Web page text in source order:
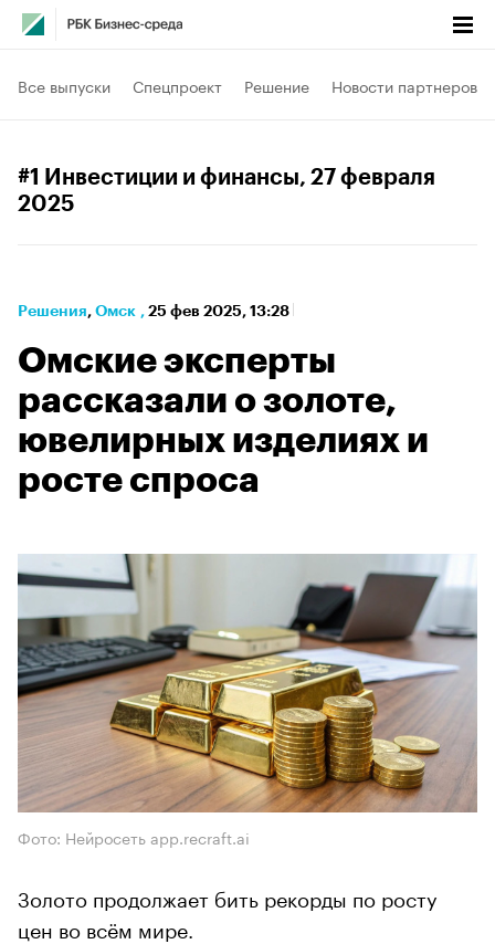
Все выпуски Спецпроект Решение Новости партнеров
#1 Инвестиции и финансы, 27 февраля
2025
Решения⁠, Омск , 25 фев 2025, 13:28
Омские эксперты
рассказали о золоте,
ювелирных изделиях и
росте спроса
Фото: Нейросеть app.recraft.ai
Золото продолжает бить рекорды по росту
цен во всём мире.